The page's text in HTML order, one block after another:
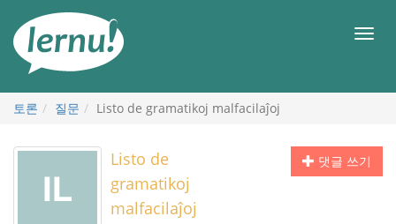
메
토론 질문 Listo de gramatikoj malfacilaĵoj
댓글 쓰기
Listo de
gramatikoj
malfacilaĵoj